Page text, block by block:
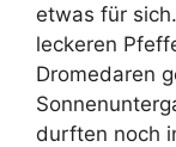
etwas für
leckeren
Dromedaren
durften noch